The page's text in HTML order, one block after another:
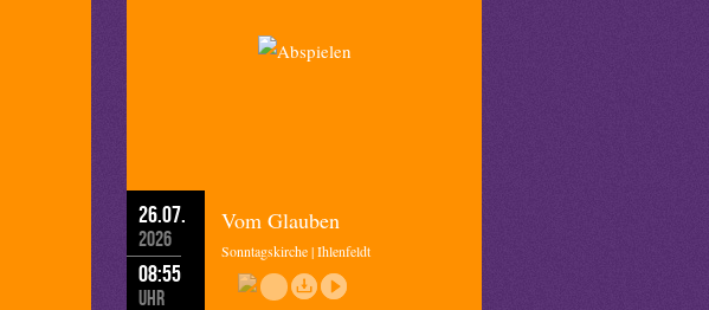
26.07.
2026
08:55
Uhr
Vom Glauben
Sonntagskirche | Ihlenfeldt